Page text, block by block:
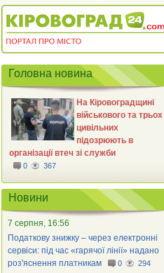
Головна новина
На Кіровоградщині
військового та трьох
цивільних
підозрюють в
організації втеч зі служби
0 367
Новини
7 серпня, 16:56
Податкову знижку – через електронні
сервіси: під час «гарячої лінії» надано
роз'яснення платникам
0 294